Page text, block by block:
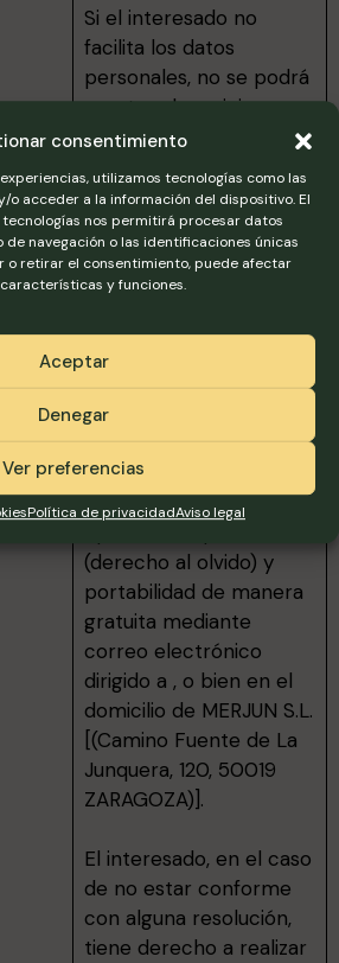
consentimiento
utilizamos tecnologías como las
o acceder a la información del dispositivo. El
nos permitirá procesar datos
navegación o las identificaciones únicas
o retirar el consentimiento, puede afectar
y funciones.
Aceptar
Denegar
Ver preferencias
Política de privacidadAviso legal
Si el interesado no
facilita los datos
personales, no se podrá
prestar el servicio.
cedidos a terceros,
salvo que la ley lo
permita o lo obligue
expresamente.
normativa vigente, el
interesado tiene
derecho a ejercer los
derechos de acceso,
rectificación,
cancelación, limitación,
(derecho al olvido) y
portabilidad de manera
gratuita mediante
correo electrónico
dirigido a , o bien en el
domicilio de MERJUN S.L.
[(Camino Fuente de La
Junquera, 120, 50019
ZARAGOZA)].
El interesado, en el caso
de no estar conforme
con alguna resolución,
tiene derecho a realizar